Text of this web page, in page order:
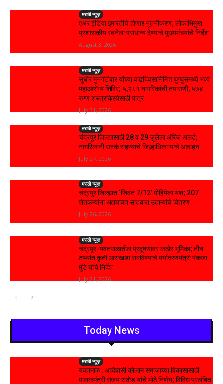
मराठी न्यूज़
एअर इंडिया इमारतीचे होणार नूतनीकरण; लोकाभिमुख
प्रशासकीय रचनेला प्राधान्य देण्याचे मुख्यमंत्र्यांचे निर्देश
August 3, 2026
मराठी न्यूज़
सुधीर मुनगंटीवार यांच्या वाढदिवसानिमित्त घुग्घुसमध्ये भव्य
महाआरोग्य शिबिर; ५,२८१ नागरिकांची तपासणी, ५७४
रुग्ण शस्त्रक्रियेसाठी पात्र
July 31, 2026
मराठी न्यूज़
चंद्रपूर जिल्ह्यासाठी 28 व 29 जुलैला ऑरेंज अलर्ट;
नागरिकांनी सतर्क राहण्याचे जिल्हाधिकाऱ्यांचे आवाहन
July 27, 2026
मराठी न्यूज़
चंद्रपुर जिल्ह्यात ‘जिवंत 7/12’ मोहिमेला यश; 207
शेतकऱ्यांना अद्ययावत सातबारा उताऱ्यांचे वितरण
July 26, 2026
मराठी न्यूज़
चंद्रपूर-यवतमाळातील प्रदूषणावर कठोर भूमिका; तीन
टप्प्यांत कृती आराखडा राबविण्याचे पर्यावरणमंत्री पंकजा
मुंडे यांचे निर्देश
July 21, 2026
Today News
मराठी न्यूज़
यवतमाळ : आदिवासी कोलाम समाजाच्या विकासासाठी
पालकमंत्री संजय राठोड यांचे मोठे निर्णय; विविध प्रलंबित